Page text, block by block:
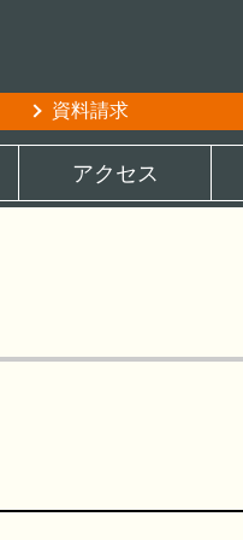
資料請求
アクセス